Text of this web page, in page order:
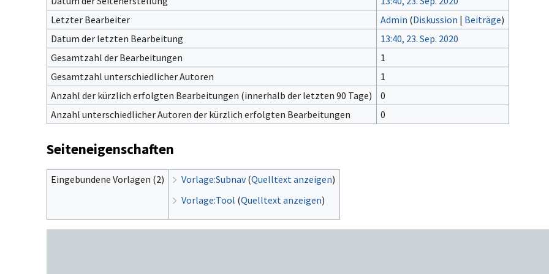
Letzter Bearbeiter
Admin (Diskussion | Beiträge)
Datum der letzten Bearbeitung
13:40, 23. Sep. 2020
Gesamtzahl der Bearbeitungen
1
Gesamtzahl unterschiedlicher Autoren
1
Anzahl der kürzlich erfolgten Bearbeitungen (innerhalb der letzten 90 Tage)
0
Anzahl unterschiedlicher Autoren der kürzlich erfolgten Bearbeitungen
0
Seiteneigenschaften
Eingebundene Vorlagen (2) Vorlage:Subnav(Quelltext anzeigen)
Vorlage:Tool (Quelltext anzeigen)